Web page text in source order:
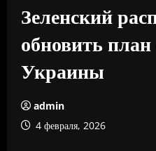
Зеленский
обновить
Украины
admin
4 февраля, 2026